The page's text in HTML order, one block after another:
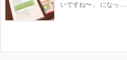
いですね〜」 になっ ...